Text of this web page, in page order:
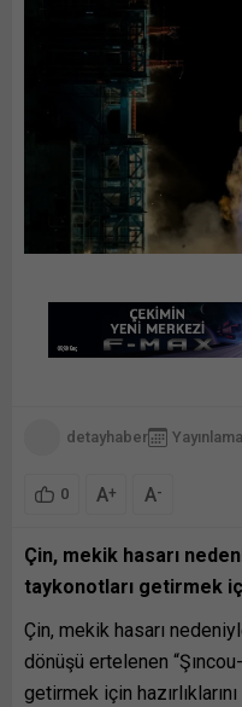
detayhaber
0 A+ A-
Çin, mekik hasarı
taykonotları getirmek
Çin, mekik hasarı
dönüşü ertelenen
getirmek için